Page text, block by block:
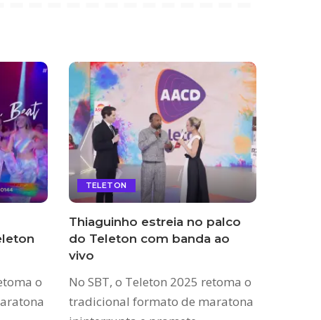
o
TELETON
Thiaguinho estreia no palco
do Teleton com banda ao
vivo
No SBT, o Teleton 2025 retoma o
tradicional formato de maratona